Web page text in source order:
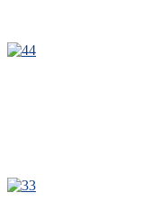
4
3